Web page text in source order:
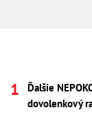
Ďalšie
dovolenkový